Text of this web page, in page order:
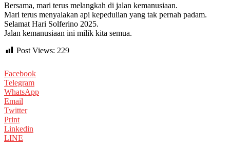
Bersama, mari terus melangkah di jalan kemanusiaan.
Mari terus menyalakan api kepedulian yang tak pernah padam.
Selamat Hari Solferino 2025.
Jalan kemanusiaan ini milik kita semua.
Post Views: 229
Facebook
Telegram
WhatsApp
Email
Twitter
Print
Linkedin
LINE